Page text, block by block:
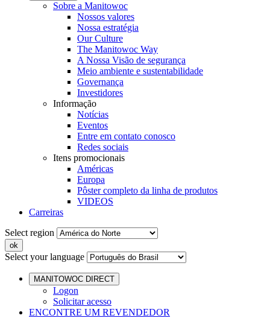
Sobre a Manitowoc
Nossos valores
Nossa estratégia
Our Culture
The Manitowoc Way
A Nossa Visão de segurança
Meio ambiente e sustentabilidade
Governança
Investidores
Informação
Notícias
Eventos
Entre em contato conosco
Redes sociais
Itens promocionais
Américas
Europa
Pôster completo da linha de produtos
VIDEOS
Carreiras
Select region
Select your language
MANITOWOC DIRECT
Logon
Solicitar acesso
ENCONTRE UM REVENDEDOR